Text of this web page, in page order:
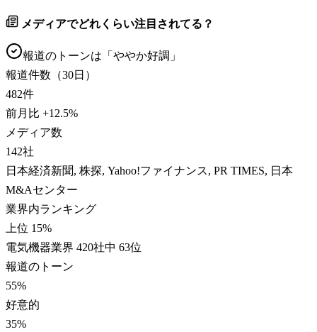
メディアでどれくらい注目されてる？
報道のトーンは「 ややか好調 」
報道件数（30日）
482件
前月比 +12.5%
メディア数
142社
日本経済新聞, 株探, Yahoo!ファイナンス, PR TIMES, 日本
M&Aセンター
業界内ランキング
上位 15%
電気機器業界 420社中 63位
報道のトーン
55%
好意的
35%